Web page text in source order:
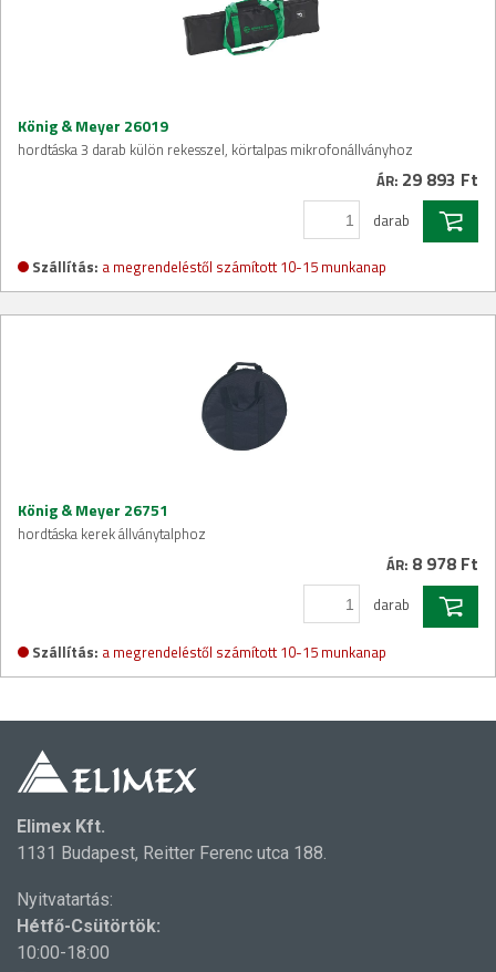
König & Meyer 26019
hordtáska 3 darab külön rekesszel, körtalpas mikrofonállványhoz
ÁR: 29 893 Ft
darab
Szállítás: a megrendeléstől számított 10-15 munkanap
König & Meyer 26751
hordtáska kerek állványtalphoz
ÁR: 8 978 Ft
darab
Szállítás: a megrendeléstől számított 10-15 munkanap
Elimex Kft.
1131 Budapest, Reitter Ferenc utca 188.
Nyitvatartás:
Hétfő-Csütörtök:
10:00-18:00